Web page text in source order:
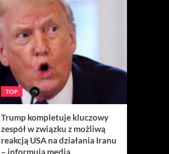
TOP
Trump kompletuje kluczowy
zespół w związku z możliwą
reakcją USA na działania Iranu
– informują media